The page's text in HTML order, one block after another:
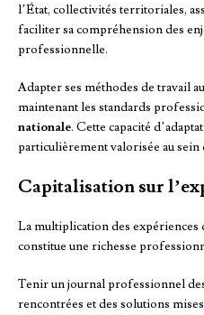
l’État, collectivités territoriales,
faciliter sa compréhension des
professionnelle.
Adapter ses méthodes de travail
maintenant les standards
nationale. Cette capacité
particulièrement valorisée au sein
Capitalisation sur
La multiplication des
constitue une richesse
Tenir un journal professionnel
rencontrées et des solutions